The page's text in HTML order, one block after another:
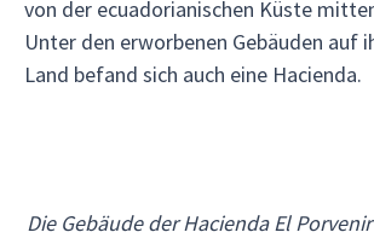
von der ecuadorianischen Küste
Unter den erworbenen Gebäuden auf
Land befand sich auch eine Hacienda.
Die Gebäude der Hacienda El